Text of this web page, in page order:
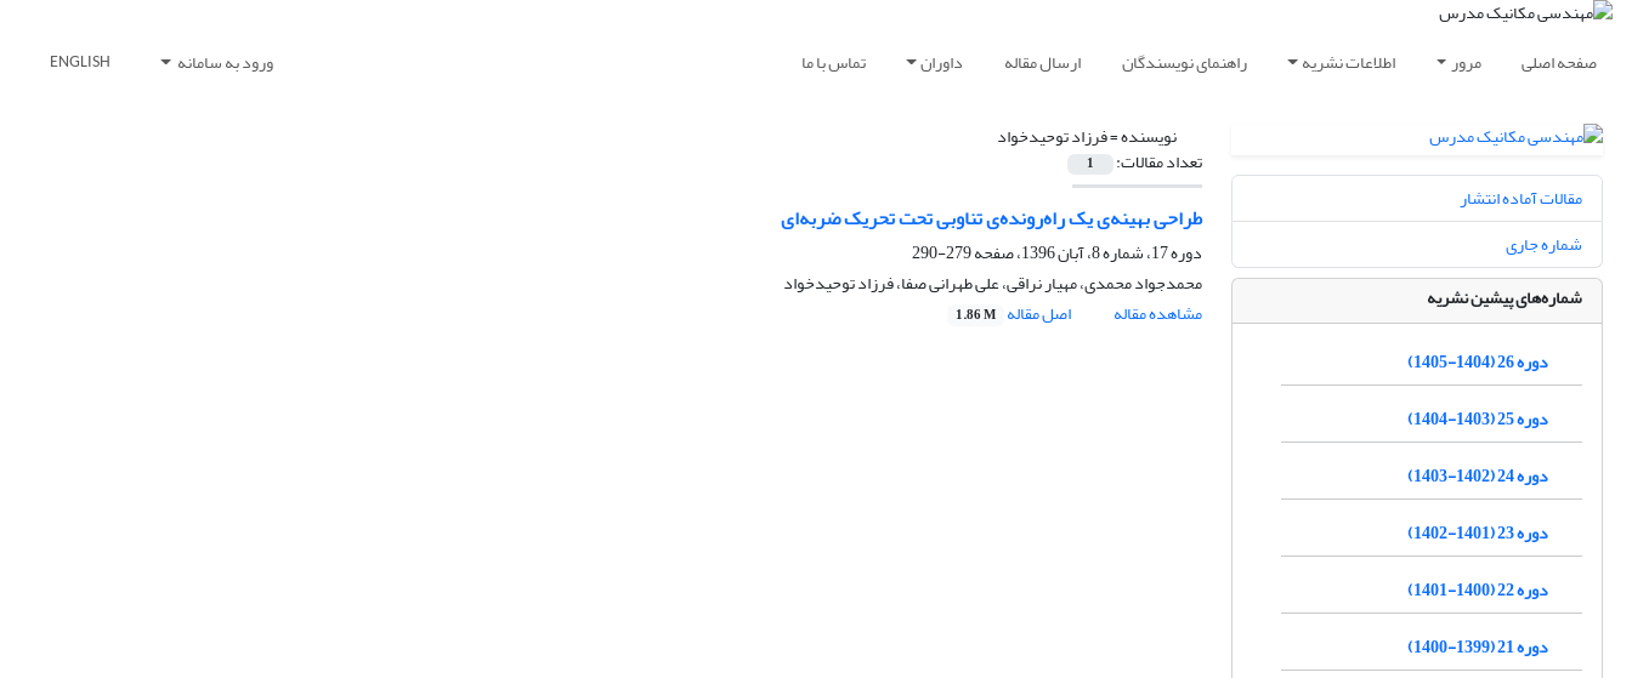
صفحه اصلی مرور اطلاعات نشریه راهنمای نویسندگان ارسال مقاله داوران تماس با ما ورود به سامانه ENGLISH
نویسنده =فرزاد توحیدخواد
تعداد مقالات: 1
طراحی بهینه‌ی یک راه‌رونده‌ی تناوبی تحت تحریک ضربه‌ای
دوره 17، شماره 8، آبان 1396، صفحه
279-290
محمدجواد محمدی، مهیار نراقی، علی طهرانی صفا، فرزاد توحیدخواد
مشاهده مقاله
اصل مقاله 1.86 M
مقالات آماده انتشار
شماره جاری
شماره‌های پیشین نشریه
دوره 26 (1404-1405)
دوره 25 (1403-1404)
دوره 24 (1402-1403)
دوره 23 (1401-1402)
دوره 22 (1400-1401)
دوره 21 (1399-1400)